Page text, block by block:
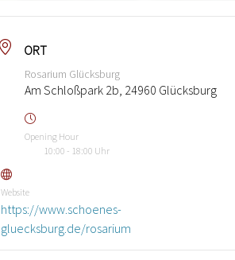
ORT
Rosarium Glücksburg
Am Schloßpark 2b, 24960 Glücksburg
Opening Hour
10:00 - 18:00 Uhr
Website
https://www.schoenes-
gluecksburg.de/rosarium